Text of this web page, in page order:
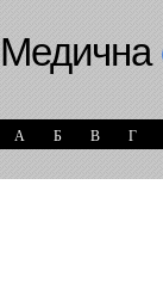
Медична
А Б В Г